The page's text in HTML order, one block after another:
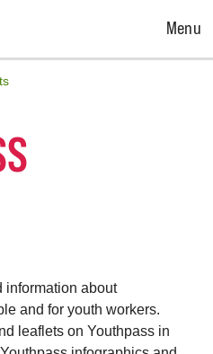
Open
Menu
information about
and for youth workers.
leaflets on Youthpass in